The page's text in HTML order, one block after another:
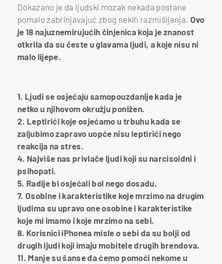
Dokazano je da ljudski mozak nekada postane
pomalo zabrinjavajuć zbog nekih razmišljanja. Ovo
je 18 najuznemirujućih činjenica koja je znanost
otkrila da su česte u glavama ljudi, a koje nisu ni
malo lijepe.
1. Ljudi se osjećaju samopouzdanije kada je
netko u njihovom okružju ponižen.
2. Leptirići koje osjećamo u trbuhu kada se
zaljubimo zapravo uopće nisu leptirići nego
reakcija na stres.
4. Najviše nas privlače ljudi koji su narcisoidni i
psihopati.
5. Radije bi osjećali bol nego dosadu.
7. Osobine i karakteristike koje mrzimo na drugim
ljudima su upravo one osobine i karakteristike
koje mi imamo i koje mrzimo na sebi.
8. Korisnici iPhonea misle o sebi da su bolji od
drugih ljudi koji imaju mobitele drugih brendova.
11. Manje su šanse da ćemo pomoći nekome u